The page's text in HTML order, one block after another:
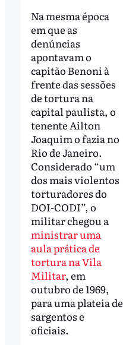
Na mesma época
em que as
denúncias
apontavam o
capitão Benoni à
frente das sessões
de tortura na
capital paulista, o
tenente Ailton
Joaquim o fazia no
Rio de Janeiro.
Considerado “um
dos mais violentos
torturadores do
DOI-CODI”, o
militar chegou a
ministrar uma
aula prática de
tortura na Vila
Militar, em
outubro de 1969,
para uma plateia de
sargentos e
oficiais.